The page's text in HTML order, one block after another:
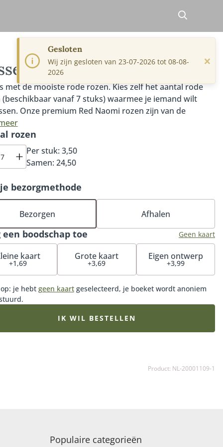
rode rozen
met de mooiste rode rozen. Kies zelf het aantal rode
(beschikbaar vanaf 7 stuks) waarmee je iemand wilt
Onze premium Red Naomi rozen zijn van de
kwaliteit, van Nederlandse bodem en de mooiste
soort. De Red Naomi roos is een prachtige roos met
bloemblaadjes, een grote knop en tot wel
bloemblaadjes per roos. Bovendien heeft de Red
roos een zoete en subtiele geur. De steel van onze Red
roos is tenminste 60cm lang. Onze rode rozen zijn
vanaf 7 stuks. Je kiest zelf het aantal en de lokale
samen. Maak je cadeau extra speciaal met een
vaas. Tot 5 stuks kies je de Soho vaas, bij 11 tot 20
Medium Perfect vaas, 25 tot 50 stuks de Grote
vaas, en vanaf 50 stuks de Deluxe vaas.
rozen
Per stuk: 3,50
Samen: 24,50
een boodschap toe Geen kaart
kaart
+1,69
Grote kaart
+3,69
Eigen ontwerp
+3,99
je hebt geen kaartgeselecteerd, je boeket wordt anoniem
bezorgmethode
Bezorgen Afhalen
IK WIL BESTELLEN
Product: NL-20001109-1
Populaire categorieën
Gesloten
Wij zijn gesloten van 23-07-2026 tot 08-08-
2026
×